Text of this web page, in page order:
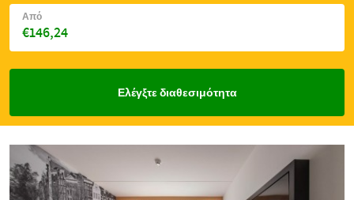
€146,24
Από
Ελέγξτε διαθεσιμότητα